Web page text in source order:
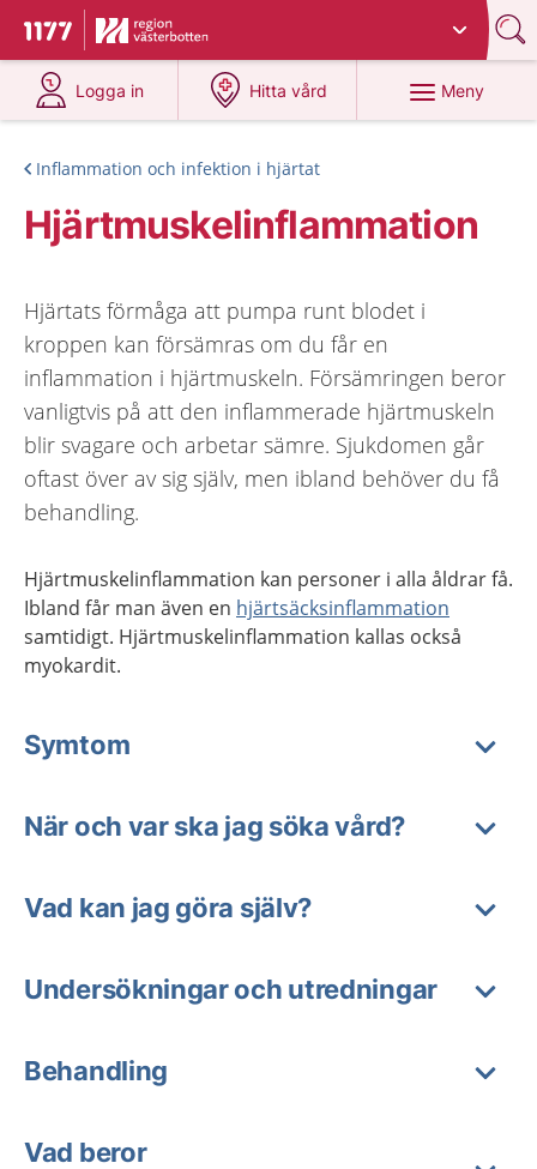
Till startsidan för 1177
Du har valt region
Logga in
på 1177.se
Hitta vård
på 1177.se
Meny
Inflammation och infektion i hjärtat
Hjärtmuskelinflammation
Hjärtats förmåga att pumpa runt blodet i
kroppen kan försämras om du får en
inflammation i hjärtmuskeln. Försämringen beror
vanligtvis på att den inflammerade hjärtmuskeln
blir svagare och arbetar sämre. Sjukdomen går
oftast över av sig själv, men ibland behöver du få
behandling.
Hjärtmuskelinflammation kan personer i alla åldrar få.
Ibland får man även en hjärtsäcksinflammation
samtidigt. Hjärtmuskelinflammation kallas också
myokardit.
Symtom
När och var ska jag söka vård?
Vad kan jag göra själv?
Undersökningar och utredningar
Behandling
Vad beror